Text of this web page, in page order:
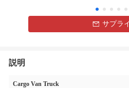
サプラ
説明
Cargo Van Truck